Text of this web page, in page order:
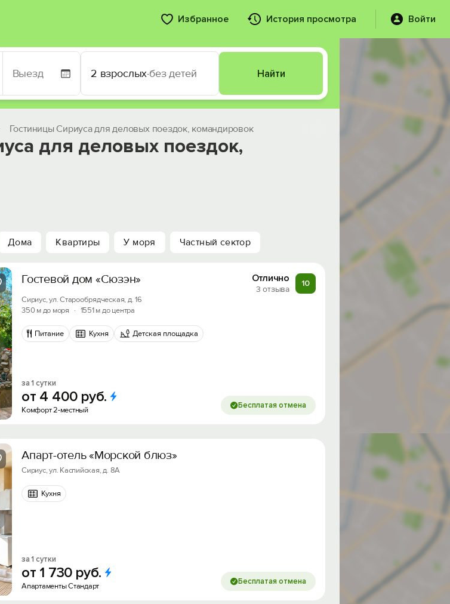
Избранное История просмотра Войти
2 взрослых·без детей Найти
Гостиницы Сириуса для деловых поездок, командировок
для деловых поездок,
Дома Квартиры У моря Частный сектор
Гостевой дом «Сюзэн» Отлично
3 отзыва
10
Сириус, ул. Старообрядческая, д. 16
350 м до моря
· 1551 м до центра
Питание Кухня Детская площадка
за 1 сутки
от 4 400 руб.
Комфорт 2-местный Бесплатая отмена
Апарт-отель «Морской блюз»
Сириус, ул. Каспийская, д. 8А
Кухня
за 1 сутки
от 1 730 руб.
Апартаменты Стандарт Бесплатая отмена